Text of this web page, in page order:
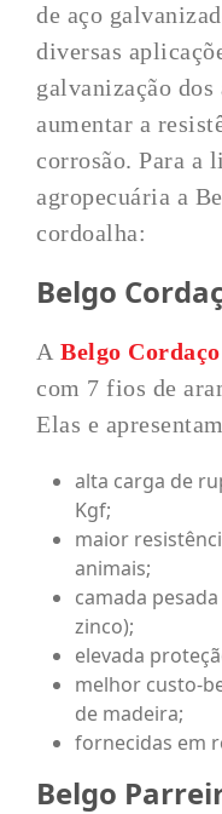
de aço
diversas
galvanização dos
aumentar a
corrosão. Para a
agropecuária a
cordoalha:
Belgo
ABelgo Cordaço
com 7 fios de
Elas e
alta carga de
Kgf;
maior
animais;
camada
zinco);
elevada
melhor custo-
de madeira;
fornecidas em
Belgo